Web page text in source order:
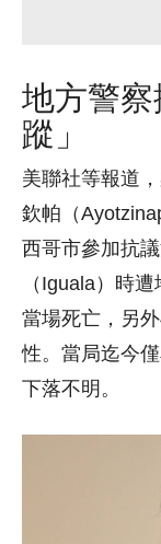
地方警
蹤」
美聯社等報道
欽帕（
西哥市參加抗
（Iguala）時
當場死亡，另
性。當局迄今
下落不明。